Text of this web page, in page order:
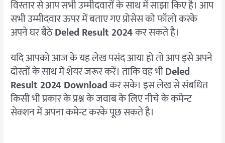
विस्तार से आप सभी उम्मीदवारों के साथ में साझा किए है। आप
सभी उम्मीदवार ऊपर में बताए गए प्रोसेस को फॉलो करके
अपने घर बैठेDeled Result 2024कर सकते है।
यदि आपको आज के यह लेख पसंद आया हो तो आप इसे अपने
दोस्तों के साथ में शेयर जरूर करें। ताकि वह भीDeled
Result 2024 Downloadकर सके। इस लेख से संबधित
किसी भी प्रकार के प्रश्न के जवाब के लिए नीचे के कमेन्ट
सेक्शन में अपना कमेन्ट करके पूछ सकते है।